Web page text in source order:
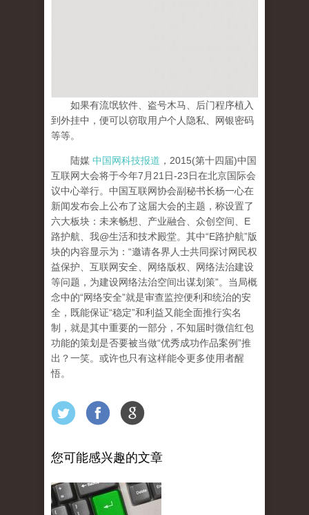
如果有流氓软件、盗号木马、后门程序植入
到外挂中，便可以窃取用户个人隐私、网银密码
等等。
陆媒 中国网科技报道 ，2015(第十四届)中国
互联网大会将于今年7月21日-23日在北京国际会
议中心举行。中国互联网协会副秘书长杨一心在
新闻发布会上公布了这届大会的主题，称设置了
六大板块：未来畅想、产业融合、众创空间、E
路护航、我@生活和技术殿堂。其中“E路护航”版
块的内容显示为：“邀请各界人士共同探讨网民权
益保护、互联网安全、网络版权、网络法治建设
等问题，为建设网络法治空间出谋划策”。当局概
念中的“网络安全”就是审查监控便利和统治的安
全，既能保证“稳定”和利益又能全面推行实名
制，就是其中重要的一部分，不知届时微信红包
功能的策划是否要被当做“优秀成功作品案例”推
出？一笑。或许也只有这样能令更多使用者醒
悟。
您可能感兴趣的文章